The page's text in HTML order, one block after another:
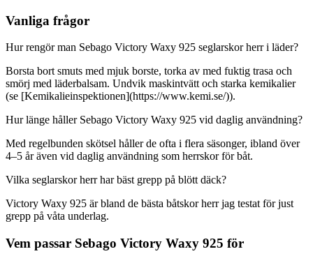
Vanliga frågor
Hur rengör man Sebago Victory Waxy 925 seglarskor herr i läder?
Borsta bort smuts med mjuk borste, torka av med fuktig trasa och
smörj med läderbalsam. Undvik maskintvätt och starka kemikalier
(se [Kemikalieinspektionen](https://www.kemi.se/)).
Hur länge håller Sebago Victory Waxy 925 vid daglig användning?
Med regelbunden skötsel håller de ofta i flera säsonger, ibland över
4–5 år även vid daglig användning som herrskor för båt.
Vilka seglarskor herr har bäst grepp på blött däck?
Victory Waxy 925 är bland de bästa båtskor herr jag testat för just
grepp på våta underlag.
Vem passar Sebago Victory Waxy 925 för